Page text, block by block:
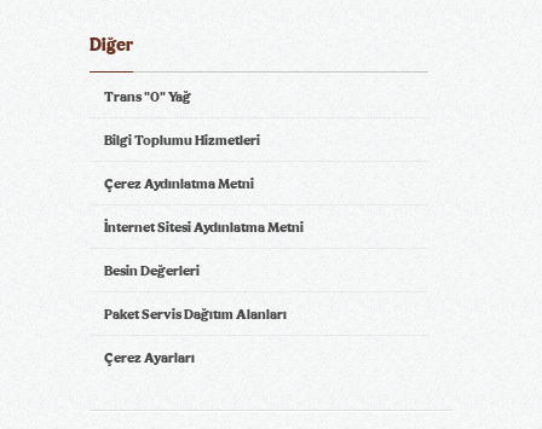
Diğer
Trans "0" Yağ
Bilgi Toplumu Hizmetleri
Çerez Aydınlatma Metni
İnternet Sitesi Aydınlatma Metni
Besin Değerleri
Paket Servis Dağıtım Alanları
Çerez Ayarları